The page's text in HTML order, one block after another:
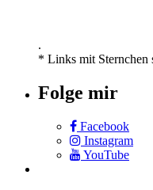
.
* Links mit
Folge mir
Facebook
Instagram
YouTube